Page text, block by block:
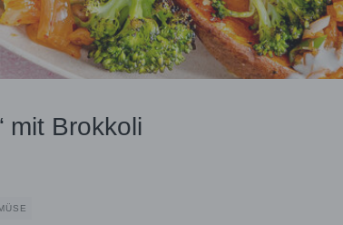
mit Brokkoli